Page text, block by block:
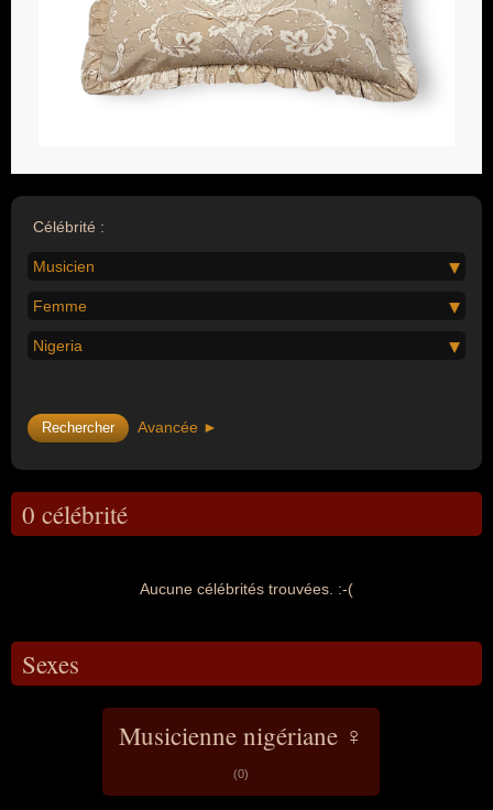
Célébrité :
Musicien
Femme
Nigeria
Avancée ►
0 célébrité
Aucune célébrités trouvées. :-(
Sexes
Musicienne nigériane ♀
(0)